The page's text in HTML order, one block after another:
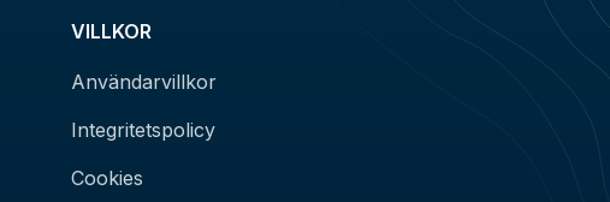
VILLKOR
Användarvillkor
Integritetspolicy
Cookies